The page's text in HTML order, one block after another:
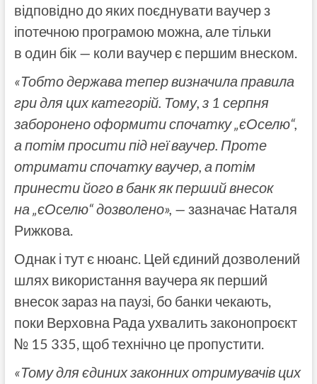
відповідно до яких поєднувати ваучер з
іпотечною програмою можна, але тільки
в один бік — коли ваучер є першим внеском.
«Тобто держава тепер визначила правила
гри для цих категорій. Тому, з 1 серпня
заборонено оформити спочатку „єОселю“,
а потім просити під неї ваучер. Проте
отримати спочатку ваучер, а потім
принести його в банк як перший внесок
на „єОселю“ дозволено», — зазначає Наталя
Рижкова.
Однак і тут є нюанс. Цей єдиний дозволений
шлях використання ваучера як перший
внесок зараз на паузі, бо банки чекають,
поки Верховна Рада ухвалить законопроєкт
№ 15 335, щоб технічно це пропустити.
«Тому для єдиних законних отримувачів цих